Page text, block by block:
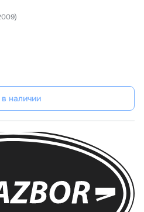
наличии